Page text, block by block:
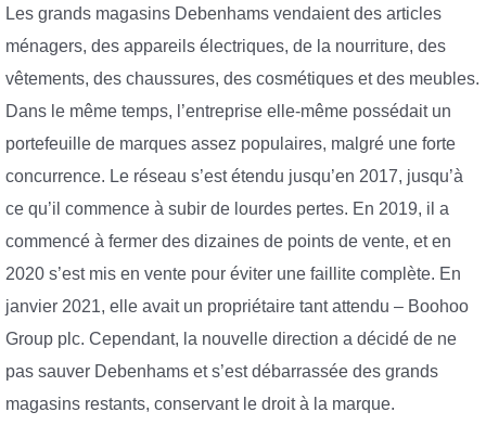
Les grands magasins Debenhams vendaient des articles
ménagers, des appareils électriques, de la nourriture, des
vêtements, des chaussures, des cosmétiques et des meubles.
Dans le même temps, l’entreprise elle-même possédait un
portefeuille de marques assez populaires, malgré une forte
concurrence. Le réseau s’est étendu jusqu’en 2017, jusqu’à
ce qu’il commence à subir de lourdes pertes. En 2019, il a
commencé à fermer des dizaines de points de vente, et en
2020 s’est mis en vente pour éviter une faillite complète. En
janvier 2021, elle avait un propriétaire tant attendu – Boohoo
Group plc. Cependant, la nouvelle direction a décidé de ne
pas sauver Debenhams et s’est débarrassée des grands
magasins restants, conservant le droit à la marque.